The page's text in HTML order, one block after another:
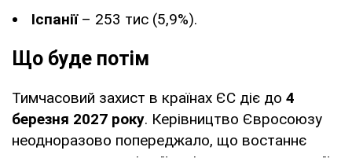
Іспанії– 253 тис (5,9%).
Що буде потім
Тимчасовий захист в країнах ЄС діє до 4
березня 2027 року. Керівництво Євросоюзу
неодноразово попереджало, що востаннє